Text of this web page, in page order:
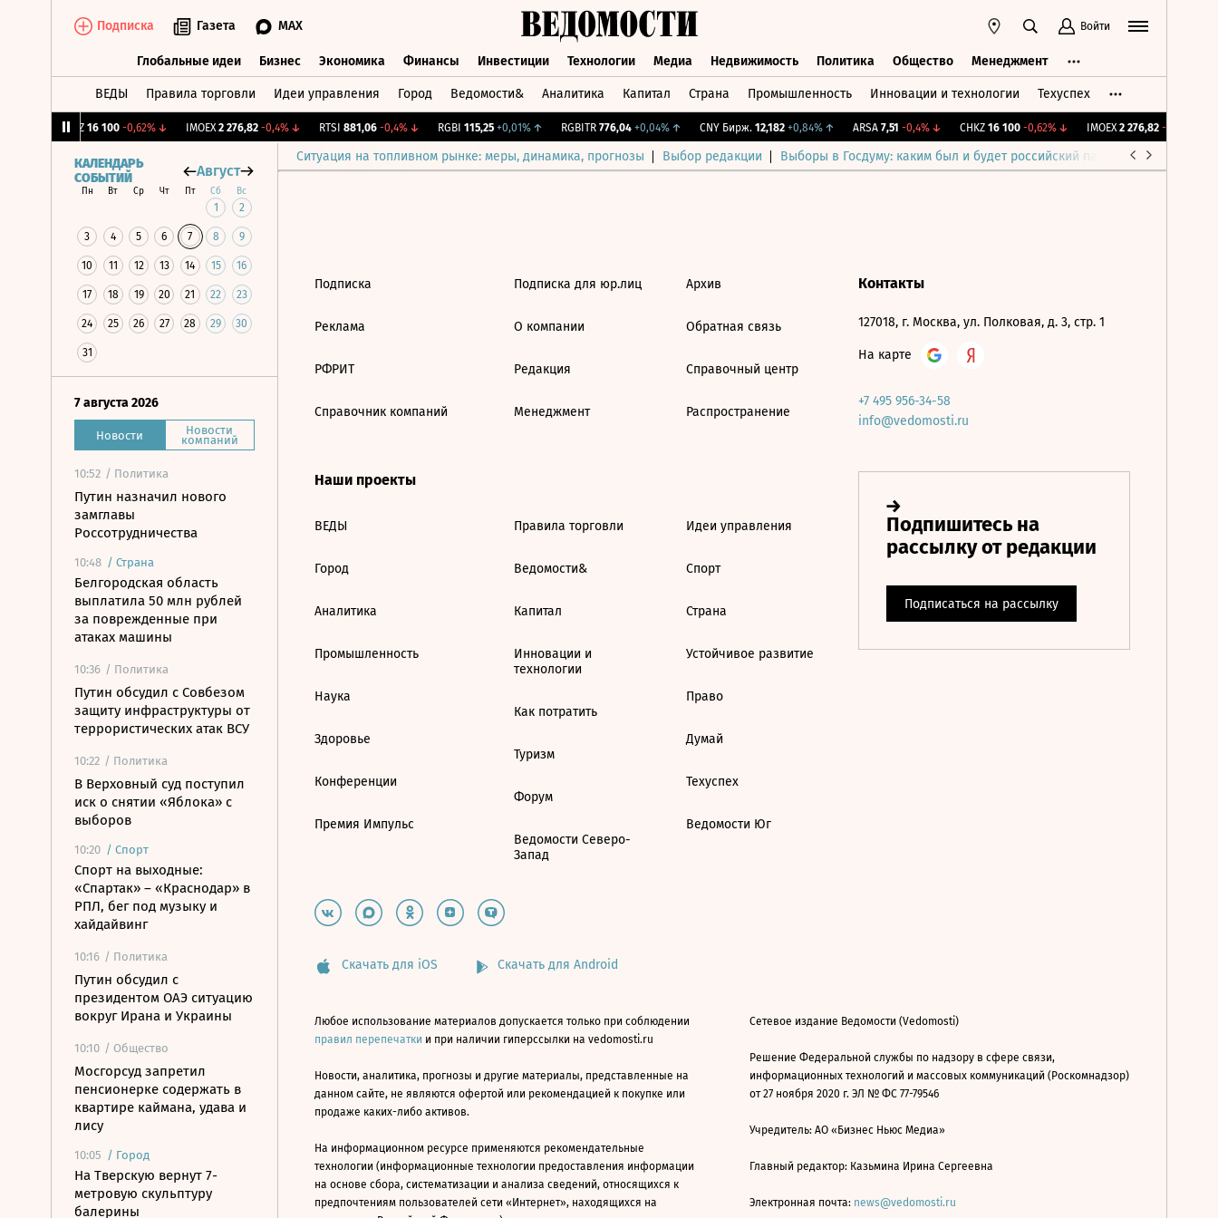
Подписка Газета MAX Войти
Глобальные идеи Бизнес Экономика Финансы Инвестиции Технологии Медиа Недвижимость Политика Общество Менеджмент
ВЕДЫ Правила торговли Идеи управления Город Ведомости& Аналитика Капитал Страна Промышленность Инновации и технологии Техуспех
16 100 -0,62%↓ IMOEX 2 276,82 -0,4%↓ RTSI 881,06 -0,4%↓ RGBI 115,25 +0,01%↑ RGBITR 776,04 +0,04%↑ CNY Бирж. 12,182 +0,84%↑ ARSA 7,51 -0,4%↓ CHKZ 16 100 -0,62%↓ IMOEX 2 276,82 -0,4%
Ситуация на топливном рынке: меры, динамика, прогнозы Выбор редакции Выборы в Госдуму: каким был и будет российский парламент
КАЛЕНДАРЬ
СОБЫТИЙ
Август
Пн Вт Ср Чт Пт Сб Вс
1 2
3 4 5 6 7 8 9
10 11 12 13 14 15 16
17 18 19 20 21 22 23
24 25 26 27 28 29 30
31
7 августа 2026
Новости Новости
компаний
10:52 / Политика
Путин назначил нового
замглавы
Россотрудничества
10:48 / Страна
Белгородская область
выплатила 50 млн рублей
за поврежденные при
атаках машины
10:36 / Политика
Путин обсудил с Совбезом
защиту инфраструктуры от
террористических атак ВСУ
10:22 / Политика
В Верховный суд поступил
иск о снятии «Яблока» с
выборов
10:20 / Спорт
Спорт на выходные:
«Спартак» – «Краснодар» в
РПЛ, бег под музыку и
хайдайвинг
10:16 / Политика
Путин обсудил с
президентом ОАЭ ситуацию
вокруг Ирана и Украины
10:10 / Общество
Мосгорсуд запретил
пенсионерке содержать в
квартире каймана, удава и
лису
10:05 / Город
На Тверскую вернут 7-
метровую скульптуру
балерины
Подписка
Реклама
РФРИТ
Справочник компаний
Подписка для юр.лиц
О компании
Редакция
Менеджмент
Архив
Обратная связь
Справочный центр
Распространение
Наши проекты
ВЕДЫ
Город
Аналитика
Промышленность
Наука
Здоровье
Конференции
Премия Импульс
Правила торговли
Ведомости&
Капитал
Инновации и
технологии
Как потратить
Туризм
Форум
Ведомости Северо-
Запад
Идеи управления
Спорт
Страна
Устойчивое развитие
Право
Думай
Техуспех
Ведомости Юг
Контакты
127018, г. Москва, ул. Полковая, д. 3, стр. 1
На карте
+7 495 956-34-58
info@vedomosti.ru
Скачать для iOS Скачать для Android
Любое использование материалов допускается только при соблюдении
правил перепечатки и при наличии гиперссылки на vedomosti.ru
Новости, аналитика, прогнозы и другие материалы, представленные на
данном сайте, не являются офертой или рекомендацией к покупке или
продаже каких-либо активов.
На информационном ресурсе применяются рекомендательные
технологии (информационные технологии предоставления информации
на основе сбора, систематизации и анализа сведений, относящихся к
предпочтениям пользователей сети «Интернет», находящихся на
Сетевое издание Ведомости (Vedomosti)
Решение Федеральной службы по надзору в сфере связи,
информационных технологий и массовых коммуникаций (Роскомнадзор)
от 27 ноября 2020 г. ЭЛ № ФС 77-79546
Учредитель: АО «Бизнес Ньюс Медиа»
Главный редактор: Казьмина Ирина Сергеевна
Электронная почта: news@vedomosti.ru